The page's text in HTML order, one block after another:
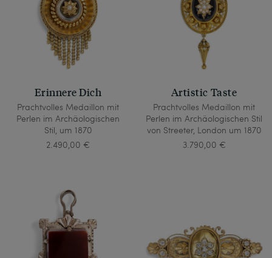
Erinnere Dich
Prachtvolles Medaillon mit
Perlen im Archäologischen
Stil, um 1870
2.490,00 €
Artistic Taste
Prachtvolles Medaillon mit
Perlen im Archäologischen Stil
von Streeter, London um 1870
3.790,00 €